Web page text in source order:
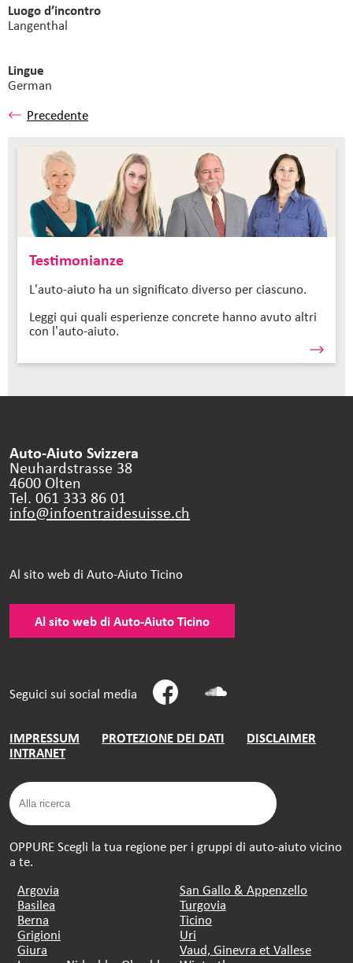
Luogo d’incontro
Langenthal
Lingue
German
Precedente
Testimonianze
L'auto-aiuto ha un significato diverso per ciascuno.
Leggi qui quali esperienze concrete hanno avuto altri
con l'auto-aiuto.
Auto-Aiuto Svizzera
Neuhardstrasse 38
4600 Olten
Tel. 061 333 86 01
info@infoentraidesuisse.ch
Al sito web di Auto-Aiuto Ticino
Al sito web di Auto-Aiuto Ticino
Seguici sui social media
IMPRESSUM PROTEZIONE DEI DATI
DISCLAIMER
INTRANET
OPPURE Scegli la tua regione per i gruppi di auto-aiuto vicino
a te.
Argovia
Basilea
Berna
Grigioni
Giura
San Gallo & Appenzello
Turgovia
Ticino
Uri
Vaud, Ginevra et Vallese